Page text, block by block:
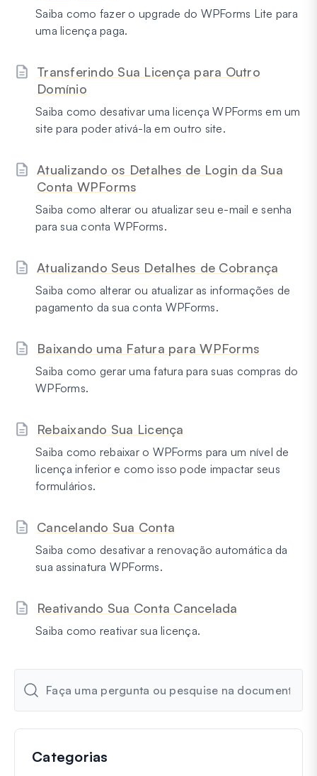
Saiba como fazer o upgrade do WPForms Lite para
uma licença paga.
Transferindo Sua Licença para Outro
Domínio
Saiba como desativar uma licença WPForms em um
site para poder ativá-la em outro site.
Atualizando os Detalhes de Login da Sua
Conta WPForms
Saiba como alterar ou atualizar seu e-mail e senha
para sua conta WPForms.
Atualizando Seus Detalhes de Cobrança
Saiba como alterar ou atualizar as informações de
pagamento da sua conta WPForms.
Baixando uma Fatura para WPForms
Saiba como gerar uma fatura para suas compras do
WPForms.
Rebaixando Sua Licença
Saiba como rebaixar o WPForms para um nível de
licença inferior e como isso pode impactar seus
formulários.
Cancelando Sua Conta
Saiba como desativar a renovação automática da
sua assinatura WPForms.
Reativando Sua Conta Cancelada
Saiba como reativar sua licença.
Categorias